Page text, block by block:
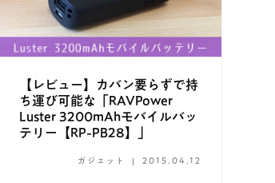
【レビュー】カバン要らずで持
ち運び可能な「RAVPower
Luster 3200mAhモバイルバッ
テリー【RP-PB28】」
ガジェット 2015.04.12